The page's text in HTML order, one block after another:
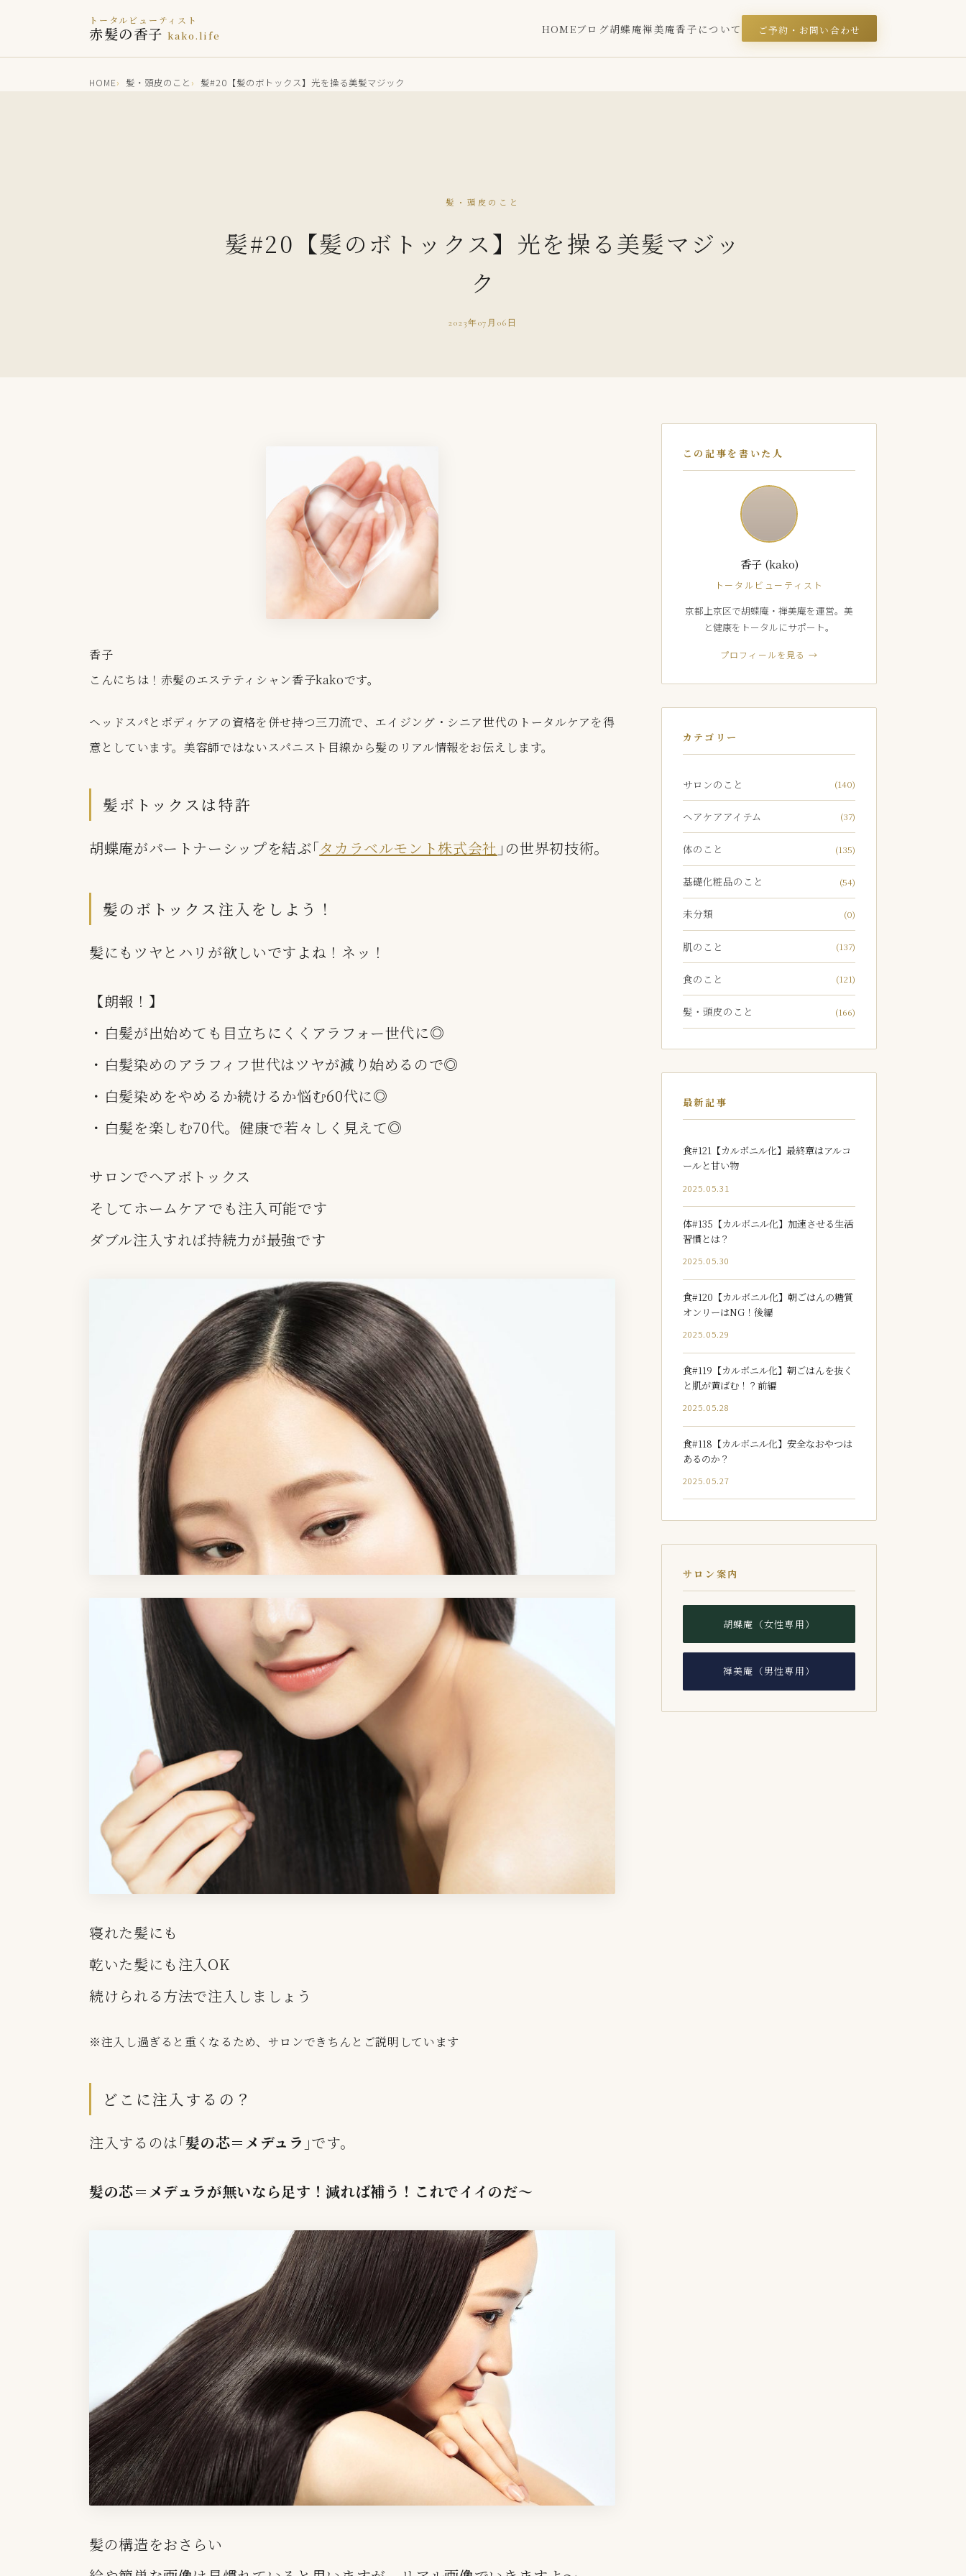
トータルビューティスト
赤髪の香子kako.life HOMEブログ胡蝶庵禅美庵香子について ご予約・お問い合わせ
HOME 髪・頭皮のこと 髪#20【髪のボトックス】光を操る美髪マジック
髪・頭皮のこと
髪#20【髪のボトックス】光を操る美髪マジッ
ク
2023年07月06日
香子
こんにちは！赤髪のエステティシャン香子kakoです。
ヘッドスパとボディケア の資格を併せ持つ三刀流で、エイジング・シニア世代のトータルケアを得
意としています。美容師ではないスパニスト目線から髪のリアル情報をお伝えします。
髪ボトックスは特許
胡蝶庵がパートナーシップを結ぶ｢タカラベルモント株式会社 ｣の世界初技術。
髪のボトックス注入をしよう！
髪にもツヤとハリが欲しいですよね！ネッ！
【朗報！】
・白髪が出始めても目立ちにくくアラフォー世代に◎
・白髪染めのアラフィフ世代はツヤが減り始めるので◎
・白髪染めをやめるか続けるか悩む60代に◎
・白髪を楽しむ70代。健康で若々しく見えて◎
サロンでヘアボトックス
そしてホームケアでも注入可能です
ダブル注入すれば持続力が最強です
寝れた髪にも
乾いた髪にも注入OK
続けられる方法で注入しましょう
※注入し過ぎると重くなるため、サロンできちんとご説明しています
どこに注入するの？
注入するのは｢髪の芯＝メデュラ ｣です。
髪の芯＝メデュラが無いなら足す！減れば補う！これでイイのだ〜
髪の構造をおさらい
この記事を書いた人
香子 (kako)
トータルビューティスト
京都上京区で胡蝶庵・禅美庵を運営。美
と健康をトータルにサポート。
プロフィールを見る →
カテゴリー
サロンのこと (140)
ヘアケアアイテム (37)
体のこと (135)
基礎化粧品のこと (54)
未分類 (0)
肌のこと (137)
食のこと (121)
髪・頭皮のこと (166)
最新記事
食#121【カルボニル化】最終章はアルコ
ールと甘い物
2025.05.31
体#135【カルボニル化】加速させる生活
習慣とは？
2025.05.30
食#120【カルボニル化】朝ごはんの糖質
オンリーはNG！後編
2025.05.29
食#119【カルボニル化】朝ごはんを抜く
と肌が黄ばむ！？前編
2025.05.28
食#118【カルボニル化】安全なおやつは
あるのか？
2025.05.27
サロン案内
胡蝶庵（女性専用）
禅美庵（男性専用）